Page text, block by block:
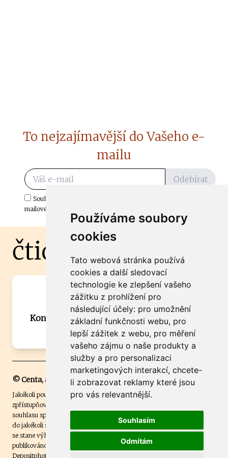
Používáme soubory
cookies
Tato webová stránka používá
cookies a další sledovací
technologie ke zlepšení vašeho
zážitku z prohlížení pro
následující účely: pro umožnění
základní funkčnosti webu, pro
lepší zážitek z webu, pro měření
vašeho zájmu o naše produkty a
služby a pro personalizaci
marketingových interakcí, chcete-
li zobrazovat reklamy které jsou
pro vás relevantnější.
Souhlasím
Odmítám
To nejzajímavější do Vašeho e-
mailu
Odebírat
Souhlasím s odběrem důležitých zpráv ze ČtiDoma.cz do mé e-
mailové schránky.
čtidoma.cz
Máte zajímavou informaci? Chcete
spolupracovat?
Kontaktujte šéfredaktora Martina Chalupu:
chalupa@ctidoma.cz
© Centa, a.s.
Jakékoli použití obsahu včetně převzetí, šíření či dalšího užití a
zpřístupňování textových či obrazových materiálů bez písemného
souhlasu společnosti Centa,a.s. je zakázáno. Čtenář svým přihlášením
do jakékoli soutěže na našem webu dává souhlas s tím, že v případě, že
se stane výhercem této soutěže, může být jeho jméno na webu
publikováno. Centa, a.s. využívala licenci ČTK a využívá fotografie z
Depositphotos